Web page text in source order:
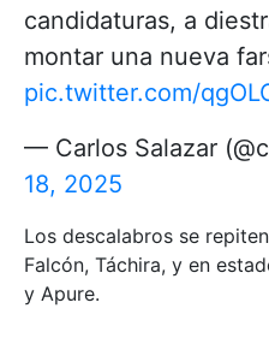
candidaturas, a
montar una nueva
pic.twitter.com/
— Carlos Salazar
18, 2025
Los descalabros se
Falcón, Táchira, y en
y Apure.